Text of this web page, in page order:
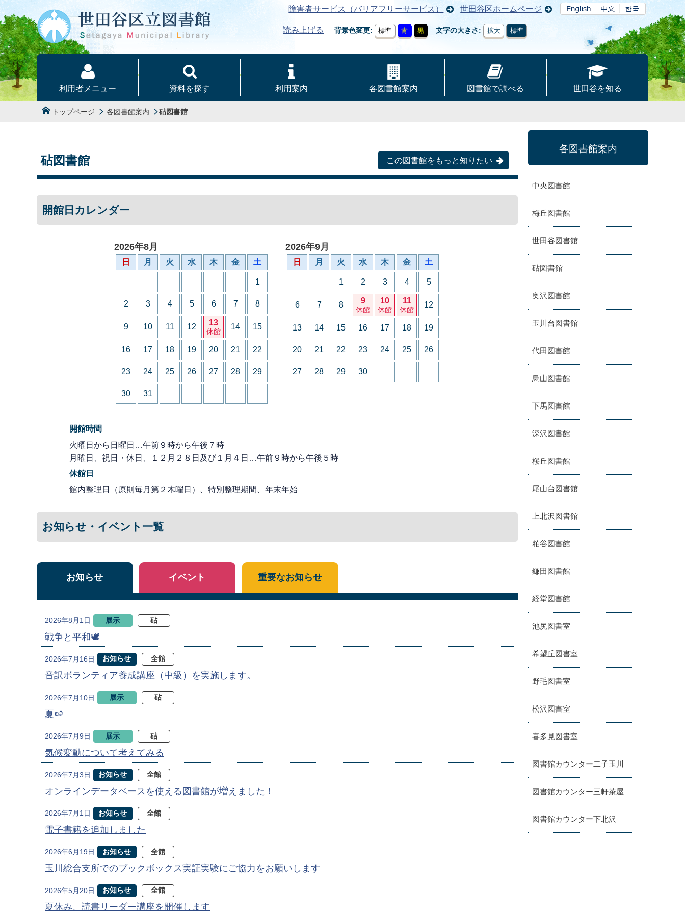
本文へ
障害者サービス（バリアフリーサービス） 世田谷区ホームページ
読み上げる 背景色変更 標準 青 黒 文字の大きさ 拡大 標準
利用者メニュー 資料を探す 利用案内 各図書館案内 図書館で調べる 世田谷を知る
トップページ 各図書館案内 砧図書館
砧図書館 この図書館をもっと知りたい
開館日カレンダー
2026年8月
日 月 火 水 木 金 土
1
2 3 4 5 6 7 8
9 10 11 12 13
休館
14 15
16 17 18 19 20 21 22
23 24 25 26 27 28 29
30 31
2026年9月
日 月 火 水 木 金 土
1 2 3 4 5
6 7 8 9
休館
10
休館
11
休館
12
13 14 15 16 17 18 19
20 21 22 23 24 25 26
27 28 29 30
開館時間
火曜日から日曜日…午前９時から午後７時
月曜日、祝日・休日、１２月２８日及び１月４日…午前９時から午後５時
休館日
館内整理日（原則毎月第２木曜日）、特別整理期間、年末年始
お知らせ・イベント一覧
お知らせ
2026年8月1日 展示 砧
戦争と平和🕊
2026年7月16日 お知らせ 全館
音訳ボランティア養成講座（中級）を実施します。
2026年7月10日 展示 砧
夏🍉
2026年7月9日 展示 砧
気候変動について考えてみる
2026年7月3日 お知らせ 全館
オンラインデータベースを使える図書館が増えました！
2026年7月1日 お知らせ 全館
電子書籍を追加しました
2026年6月19日 お知らせ 全館
玉川総合支所でのブックボックス実証実験にご協力をお願いします
2026年5月20日 お知らせ 全館
夏休み、読書リーダー講座を開催します
イベント 重要なお知らせ
各図書館案内
中央図書館
梅丘図書館
世田谷図書館
砧図書館
奥沢図書館
玉川台図書館
代田図書館
烏山図書館
下馬図書館
深沢図書館
桜丘図書館
尾山台図書館
上北沢図書館
粕谷図書館
鎌田図書館
経堂図書館
池尻図書室
希望丘図書室
野毛図書室
松沢図書室
喜多見図書室
図書館カウンター二子玉川
図書館カウンター三軒茶屋
図書館カウンター下北沢